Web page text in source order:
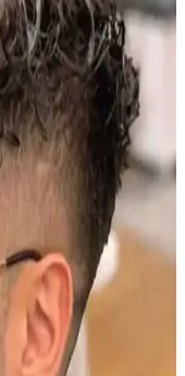
600 ml büyük
kepeğe karşı korur
Arasında
estetik ve
çeşitliliğiyle
bulunur.
Saç Renkleri
trendleri, bakım
öne çıkarın.